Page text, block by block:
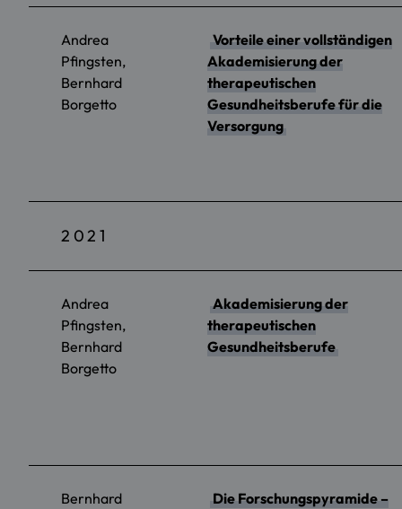
Andrea
Pfingsten,
Bernhard
Borgetto
Vorteile einer vollständigen
Akademisierung der
therapeutischen
Gesundheitsberufe für die
Versorgung
2021
Andrea
Pfingsten,
Bernhard
Borgetto
Akademisierung der
therapeutischen
Gesundheitsberufe
Bernhard
Die Forschungspyramide –